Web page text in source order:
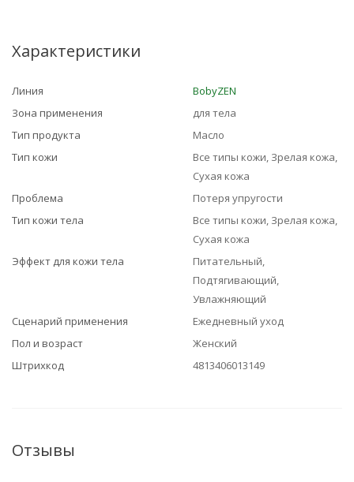
Характеристики
Линия
BobyZEN
Зона применения
для тела
Тип продукта
Масло
Тип кожи
Все типы кожи, Зрелая кожа,
Сухая кожа
Проблема
Потеря упругости
Тип кожи тела
Все типы кожи, Зрелая кожа,
Сухая кожа
Эффект для кожи тела
Питательный,
Подтягивающий,
Увлажняющий
Сценарий применения
Ежедневный уход
Пол и возраст
Женский
Штрихкод
4813406013149
Отзывы